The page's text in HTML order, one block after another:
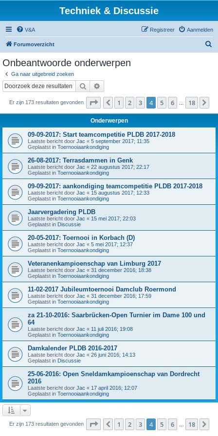
Techniek & Discussie
V&A Aanmelden
Registreer
Forumoverzicht
Onbeantwoorde onderwerpen
Ga naar uitgebreid zoeken
Zoek
Er zijn 173 resultaten gevonden Pagina van 18
Vorige
1 2 3 4 5 6 18
Onderwerpen
09-09-2017: Start teamcompetitie PLDB 2017-2018
Laatste bericht door Jac « 5 september 2017; 11:35
Geplaatst in Toernooiaankondiging
26-08-2017: Terrasdammen in Genk
Laatste bericht door Jac « 22 augustus 2017; 22:17
Geplaatst in Toernooiaankondiging
09-09-2017: aankondiging teamcompetitie PLDB 2017-2018
Laatste bericht door Jac « 15 augustus 2017; 12:33
Geplaatst in Toernooiaankondiging
Jaarvergadering PLDB
Laatste bericht door Jac « 15 mei 2017; 22:03
Geplaatst in Discussie
20-05-2017: Toernooi in Korbach (D)
Laatste bericht door Jac « 5 mei 2017; 12:37
Geplaatst in Toernooiaankondiging
Veteranenkampioenschap van Limburg 2017
Laatste bericht door Jac « 31 december 2016; 18:38
Geplaatst in Toernooiaankondiging
11-02-2017 Jubileumtoernooi Damclub Roermond
Laatste bericht door Jac « 31 december 2016; 17:59
Geplaatst in Toernooiaankondiging
za 21-10-2016: Saarbrücken-Open Turnier im Dame 100 und
64
Laatste bericht door Jac « 11 juli 2016; 19:08
Geplaatst in Toernooiaankondiging
Damkalender PLDB 2016-2017
Laatste bericht door Jac « 26 juni 2016; 14:13
Geplaatst in Discussie
25-06-2016: Open Sneldamkampioenschap van Dordrecht
2016
Laatste bericht door Jac « 17 april 2016; 12:07
Geplaatst in Toernooiaankondiging
Er zijn 173 resultaten gevonden Pagina van 18
Vorige
1 2 3 4 5 6 18